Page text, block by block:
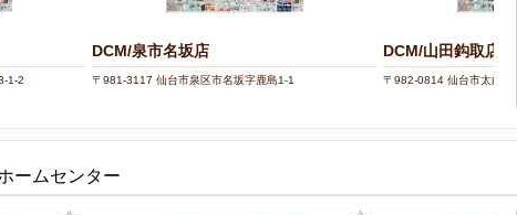
1-2
DCM/泉市名坂店
〒981-3117 仙台市泉区市名坂字鹿島1-1
DCM/山田鈎取店
〒982-0814 仙台市太白区
ームセンター